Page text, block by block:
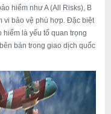
hiểm như A (All Risks), B
vi bảo vệ phù hợp. Đặc biệt
là yếu tố quan trọng
bán trong giao dịch quốc